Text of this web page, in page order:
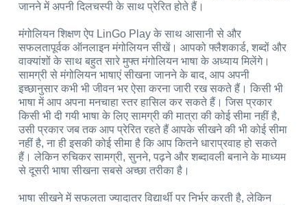
जानने में अपनी दिलचस्पी के साथ प्रेरित होते हैं।
मंगोलियन शिक्षण ऐप LinGo Play के साथ आसानी से और
सफलतापूर्वक ऑनलाइन मंगोलियन सीखें। आपको फ्लैशकार्ड, शब्दों और
वाक्यांशों के साथ बहुत सारे मुफ्त मंगोलियन भाषा के अध्याय मिलेंगे।
सामग्री से मंगोलियन भाषाएं सीखना जानने के बाद, आप अपनी
इच्छानुसार कभी भी जीवन भर ऐसा करना जारी रख सकते हैं। किसी भी
भाषा में आप अपना मनचाहा स्तर हासिल कर सकते हैं। जिस प्रकार
किसी भी दी गयी भाषा के लिए सामग्री की मात्रा की कोई सीमा नहीं है,
उसी प्रकार जब तक आप प्रेरित रहते हैं आपके सीखने की भी कोई सीमा
नहीं है, ना ही इसकी कोई सीमा है कि आप कितने धाराप्रवाह हो सकते
हैं। लेकिन रुचिकर सामग्री, सुनने, पढ़ने और शब्दावली बनाने के माध्यम
से दूसरी भाषा सीखना सबसे अच्छा तरीका है।
भाषा सीखने में सफलता ज्यादातर विद्यार्थी पर निर्भर करती है, लेकिन